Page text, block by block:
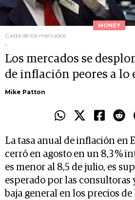
MONEY
Caída de los mercados
.
Los mercados se
de inflación peores a lo
Mike Patton
La tasa anual de inflación en
cerró en agosto en un 8,3 %
es menor al 8,5 de julio, es
esperado por las consultoras
baja general en los precios de